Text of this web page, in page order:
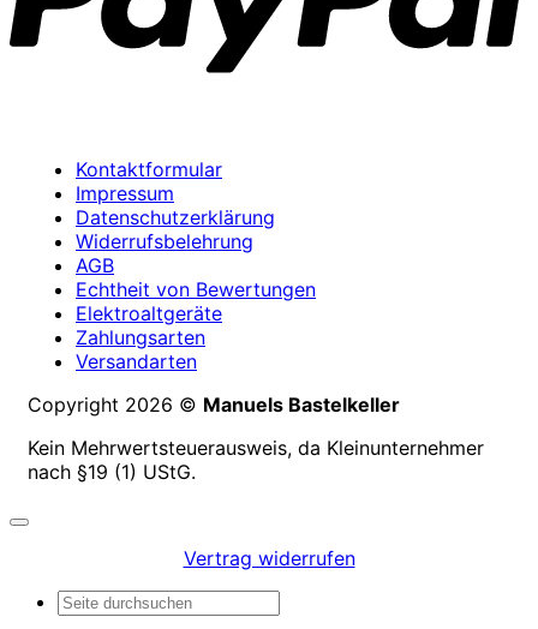
Kontaktformular
Impressum
Datenschutzerklärung
Widerrufsbelehrung
AGB
Echtheit von Bewertungen
Elektroaltgeräte
Zahlungsarten
Versandarten
Copyright 2026 © Manuels Bastelkeller
Kein Mehrwertsteuerausweis, da Kleinunternehmer
nach §19 (1) UStG.
Vertrag widerrufen
Suchen